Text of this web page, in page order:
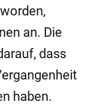
an. Die
dass
haben.